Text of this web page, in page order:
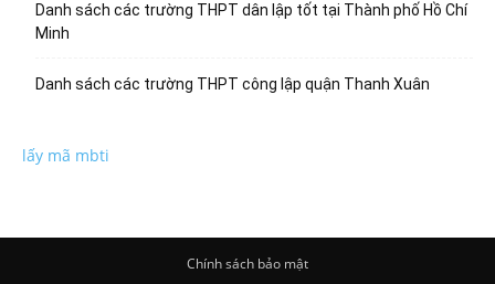
Danh sách các trường THPT dân lập tốt tại Thành phố Hồ Chí
Minh
Danh sách các trường THPT công lập quận Thanh Xuân
lấy mã mbti
Chính sách bảo mật